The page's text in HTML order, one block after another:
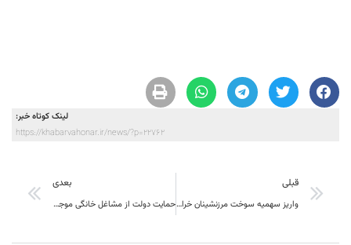
لینک کوتاه خبر:
https://khabarvahonar.ir/news/?p=22762
قبلی
واریز سهمیه سوخت مرزنشینان خراسان جنوبی
بعدی
حمایت دولت از مشاغل خانگی موجب رونق تولید می شود